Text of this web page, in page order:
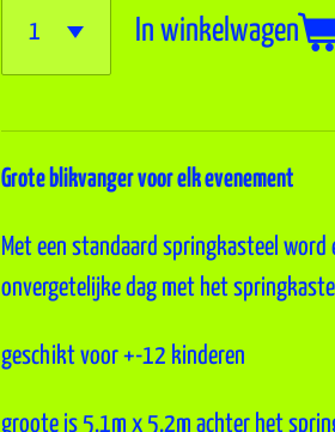
In winkelwagen
Grote blikvanger voor elk evenement
Met een standaard springkasteel
onvergetelijke dag met het
geschikt voor +-12 kinderen
groote is 5.1m x 5.2m achter het